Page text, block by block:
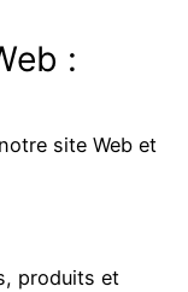
:
site Web et
produits et